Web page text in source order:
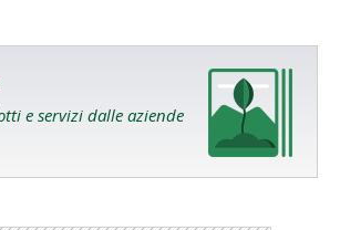
e servizi dalle aziende